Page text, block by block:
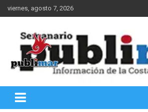
Saltar
al
viernes, agosto 7, 2026
PubliMar